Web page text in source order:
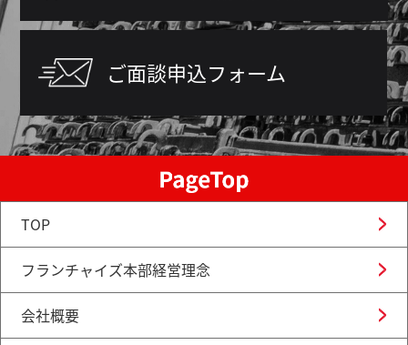
ご面談申込フォーム
TOP
フランチャイズ本部経営理念
会社概要